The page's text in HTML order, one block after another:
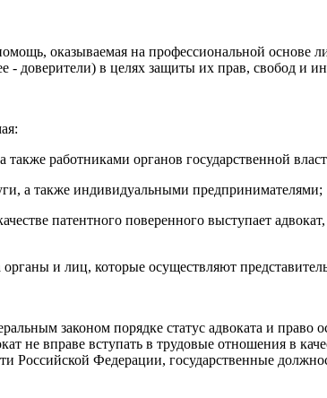
оказываемая на профессиональной основе
в целях защиты их прав, свобод и
работниками органов государственной
а также индивидуальными предпринимателями;
патентного поверенного выступает
и лиц, которые осуществляют
законом порядке статус адвоката и право
вправе вступать в трудовые отношения в
Российской Федерации, государственные